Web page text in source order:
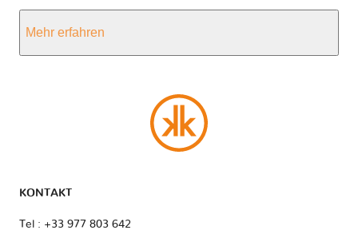
Mehr erfahren
KONTAKT
Tel : +33 977 803 642